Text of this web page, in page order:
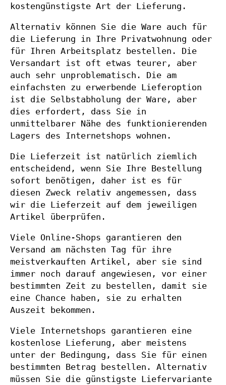
kostengünstigste Art der Lieferung.
Alternativ können Sie die Ware auch für
die Lieferung in Ihre Privatwohnung oder
für Ihren Arbeitsplatz bestellen. Die
Versandart ist oft etwas teurer, aber
auch sehr unproblematisch. Die am
einfachsten zu erwerbende Lieferoption
ist die Selbstabholung der Ware, aber
dies erfordert, dass Sie in
unmittelbarer Nähe des funktionierenden
Lagers des Internetshops wohnen.
Die Lieferzeit ist natürlich ziemlich
entscheidend, wenn Sie Ihre Bestellung
sofort benötigen, daher ist es für
diesen Zweck relativ angemessen, dass
wir die Lieferzeit auf dem jeweiligen
Artikel überprüfen.
Viele Online-Shops garantieren den
Versand am nächsten Tag für ihre
meistverkauften Artikel, aber sie sind
immer noch darauf angewiesen, vor einer
bestimmten Zeit zu bestellen, damit sie
eine Chance haben, sie zu erhalten
Auszeit bekommen.
Viele Internetshops garantieren eine
kostenlose Lieferung, aber meistens
unter der Bedingung, dass Sie für einen
bestimmten Betrag bestellen. Alternativ
müssen Sie die günstigste Liefervariante